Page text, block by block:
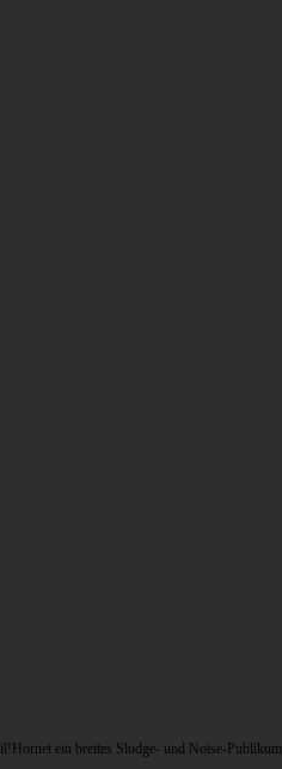
ein breites Sludge- und Noise-